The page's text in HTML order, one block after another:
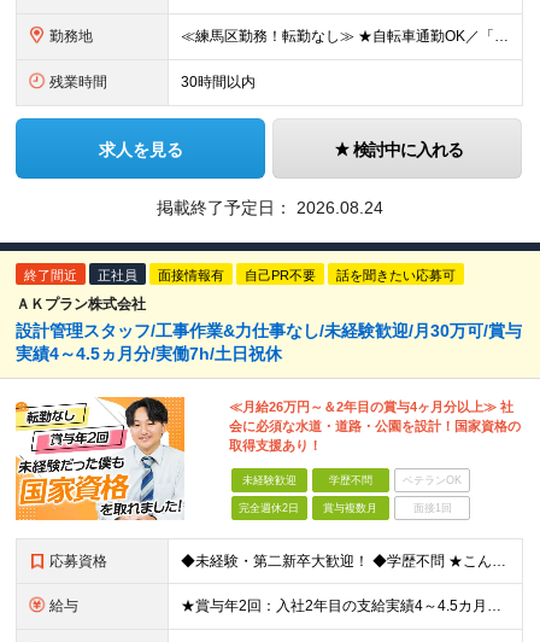
勤務地 ≪練馬区勤務！転勤なし≫ ★自転車通勤OK／「中村橋駅」から徒歩3分の好立地 ◆東京都練馬区貫井2丁目1番29号 NKビル ※(変更の範囲)上記を除く当社関連勤務地
残業時間 30時間以内
求人を見る 検討中に入れる
掲載終了予定日： 2026.08.24
終了間近 正社員 面接情報有 自己PR不要 話を聞きたい応募可
ＡＫプラン株式会社
設計管理スタッフ/工事作業&力仕事なし/未経験歓迎/月30万可/賞与
実績4～4.5ヵ月分/実働7h/土日祝休
≪月給26万円～＆2年目の賞与4ヶ月分以上≫ 社
会に必須な水道・道路・公園を設計！国家資格の
取得支援あり！
未経験歓迎 学歴不問 ベテランOK
完全週休2日 賞与複数月 面接1回
応募資格 ◆未経験・第二新卒大歓迎！ ◆学歴不問 ★こんな方にピッタリ！★ ・今の仕事の体力的な負担を減らしたい ・一生モノの「手に職」をつけたい ・安定した会社で定年まで長く働きたい
給与 ★賞与年2回：入社2年目の支給実績4～4.5カ月分！ ★月収30万円も可能！退職金、家族手当など福利厚生充実 ★見込み残業なし！残業代は全額支給 ★技術士など、毎月3万円支給される資格手当もあり ◆